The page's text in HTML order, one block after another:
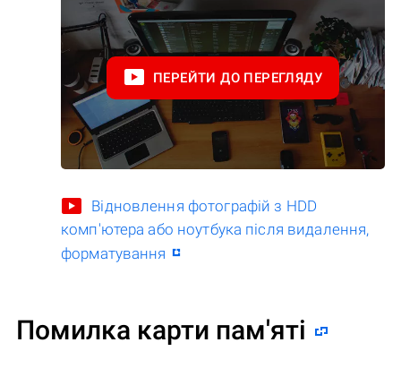
ПЕРЕЙТИ ДО ПЕРЕГЛЯДУ
Відновлення фотографій з HDD
комп'ютера або ноутбука після видалення,
форматування
Помилка карти пам'яті